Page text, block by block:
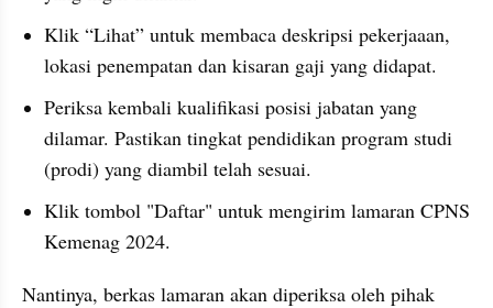
Klik “Lihat” untuk membaca deskripsi pekerjaaan,
lokasi penempatan dan kisaran gaji yang didapat.
Periksa kembali kualifikasi posisi jabatan yang
dilamar. Pastikan tingkat pendidikan program studi
(prodi) yang diambil telah sesuai.
Klik tombol "Daftar" untuk mengirim lamaran CPNS
Kemenag 2024.
Nantinya, berkas lamaran akan diperiksa oleh pihak